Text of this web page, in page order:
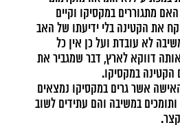
מתגוררים במקסיקו וקיים
את הקטינה בלי ידיעתו של האב
לא עובדת ועל כן אין כל
דווקא לארץ, דבר שמגביר את
הקטינה במקסיקו.
האישה אשר גרים במקסיקו נמצאים
במשיבה והם עתידים לשוב